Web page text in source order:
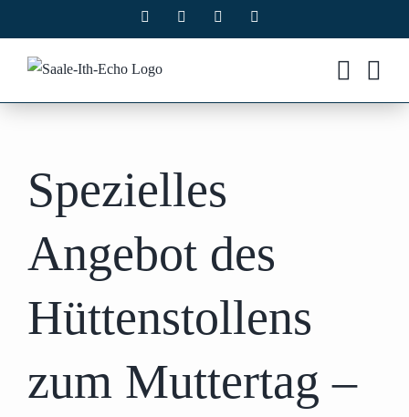
Inhalt
springen
Facebook Instagram
Spezielles
Angebot des
Hüttenstollens
zum Muttertag –